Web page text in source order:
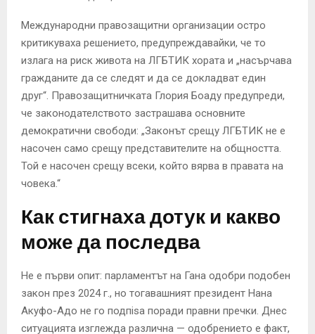
Международни правозащитни организации остро
критикуваха решението, предупреждавайки, че то
излага на риск живота на ЛГБТИК хората и „насърчава
гражданите да се следят и да се докладват един
друг“. Правозащитничката Глория Боаду предупреди,
че законодателството застрашава основните
демократични свободи: „Законът срещу ЛГБТИК не е
насочен само срещу представителите на общността.
Той е насочен срещу всеки, който вярва в правата на
човека.“
Как стигнаха дотук и какво
може да последва
Не е първи опит: парламентът на Гана одобри подобен
закон през 2024 г., но тогавашният президент Нана
Акуфо-Адо не го подпisa поради правни пречки. Днес
ситуацията изглежда различна — одобрението е факт,